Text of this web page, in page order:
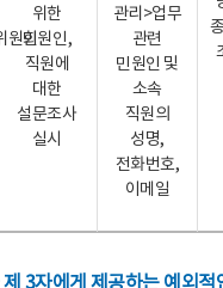
원회
위한
민원인,
직원에
대한
설문조사
실시
관리>업무
관련
민원인 및
소속
직원의
성명,
전화번호,
이메일
3자에게 제공하는 예외적